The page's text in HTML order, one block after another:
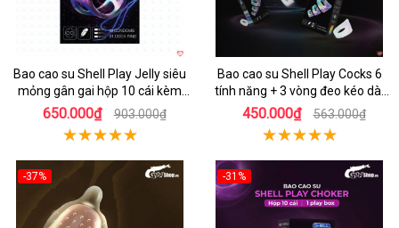
Bao cao su Shell Play Jelly siêu
mỏng gân gai hộp 10 cái kèm
vòng kéo dài
650.000₫ 903.000₫
Bao cao su Shell Play Cocks 6
tính năng + 3 vòng đeo kéo dài
cực bền
450.000₫ 563.000₫
-37%
-31%
Hot